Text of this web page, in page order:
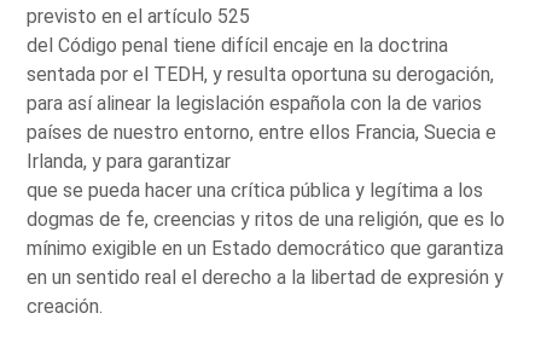
previsto en el artículo 525
del Código penal tiene difícil encaje en la doctrina
sentada por el TEDH, y resulta oportuna su derogación,
para así alinear la legislación española con la de varios
países de nuestro entorno, entre ellos Francia, Suecia e
Irlanda, y para garantizar
que se pueda hacer una crítica pública y legítima a los
dogmas de fe, creencias y ritos de una religión, que es lo
mínimo exigible en un Estado democrático que garantiza
en un sentido real el derecho a la libertad de expresión y
creación.